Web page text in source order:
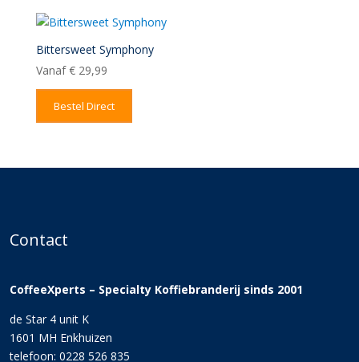
Bittersweet Symphony
Vanaf €29,99
Bestel Direct
Contact
CoffeeXperts – Specialty Koffiebranderij sinds 2001
de Star 4 unit K
1601 MH Enkhuizen
telefoon: 0228 526 835